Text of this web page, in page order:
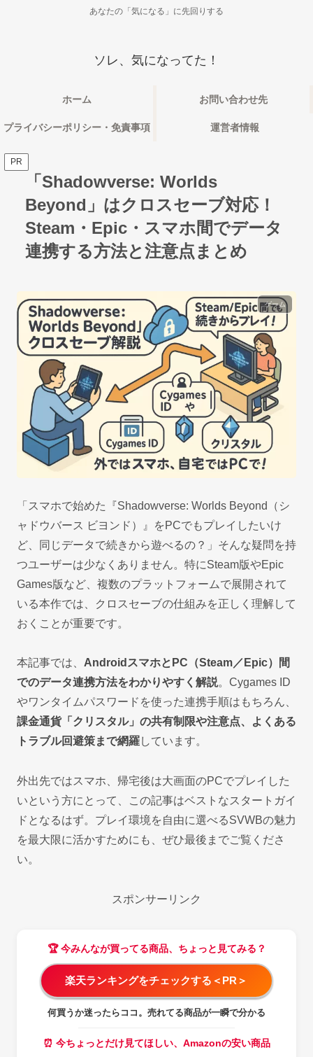
あなたの「気になる」に先回りする
ソレ、気になってた！
ホーム お問い合わせ先
プライバシーポリシー・免責事項 運営者情報
PR
「Shadowverse: Worlds
Beyond」はクロスセーブ対応！
Steam・Epic・スマホ間でデータ
連携する方法と注意点まとめ
ゲーム
「スマホで始めた『Shadowverse: Worlds Beyond（シ
ャドウバース ビヨンド）』をPCでもプレイしたいけ
ど、同じデータで続きから遊べるの？」そんな疑問を持
つユーザーは少なくありません。特にSteam版やEpic
Games版など、複数のプラットフォームで展開されて
いる本作では、クロスセーブの仕組みを正しく理解して
おくことが重要です。
本記事では、 AndroidスマホとPC（Steam／Epic）間
でのデータ連携方法をわかりやすく解説。Cygames ID
やワンタイムパスワードを使った連携手順はもちろん、
課金通貨「クリスタル」の共有制限や注意点、よくある
トラブル回避策まで網羅しています。
外出先ではスマホ、帰宅後は大画面のPCでプレイした
いという方にとって、この記事はベストなスタートガイ
ドとなるはず。プレイ環境を自由に選べるSVWBの魅力
を最大限に活かすためにも、ぜひ最後までご覧くださ
い。
スポンサーリンク
🏆 今みんなが買ってる商品、ちょっと見てみる？
楽天ランキングをチェックする＜PR＞
何買うか迷ったらココ。売れてる商品が一瞬で分かる
⏰ 今ちょっとだけ見てほしい、Amazonの安い商品